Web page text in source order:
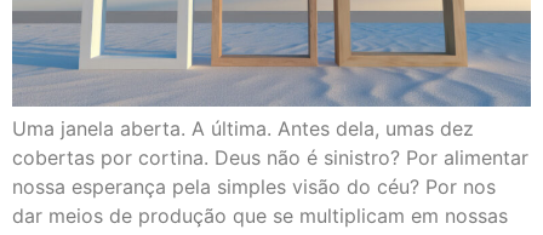
Uma janela aberta. A última. Antes dela, umas dez
cobertas por cortina. Deus não é sinistro? Por alimentar
nossa esperança pela simples visão do céu? Por nos
dar meios de produção que se multiplicam em nossas